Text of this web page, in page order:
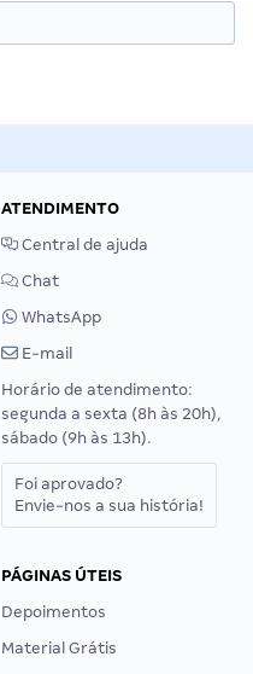
ATENDIMENTO
Central de ajuda
Chat
WhatsApp
E-mail
Horário de atendimento:
segunda a sexta (8h às 20h),
sábado (9h às 13h).
Foi aprovado?
Envie-nos a sua história!
PÁGINAS ÚTEIS
Depoimentos
Material Grátis